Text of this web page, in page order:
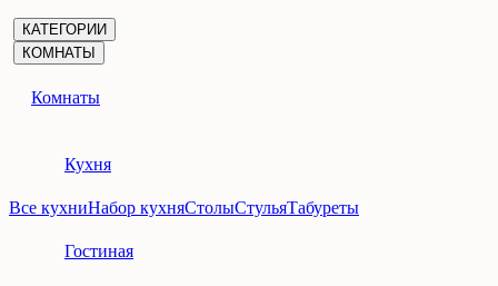
КАТЕГОРИИ
КОМНАТЫ
Комнаты
Кухня
Все кухниНабор кухняСтолыСтульяТабуреты
Гостиная